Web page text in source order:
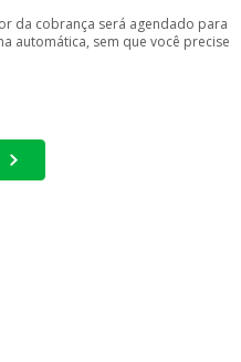
da cobrança será agendado para
automática, sem que você precise